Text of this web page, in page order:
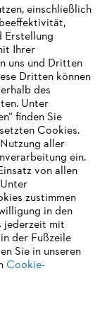
AGB
VERTRIEBS AG,
einschließlich
Erstellung
Ihrer
uns und Dritten
Dritten können
des
Unter
finden Sie
Cookies.
aller
ein.
von allen
zustimmen
in den
jederzeit mit
der Fußzeile
Sie in unseren
Cookie-